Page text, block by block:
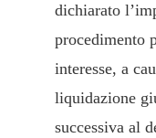
dichiarato
procedimento
interesse, a
liquidazione
successiva al